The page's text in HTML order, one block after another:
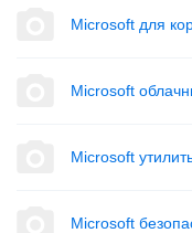
Microsoft для
Microsoft
Microsoft
Microsoft